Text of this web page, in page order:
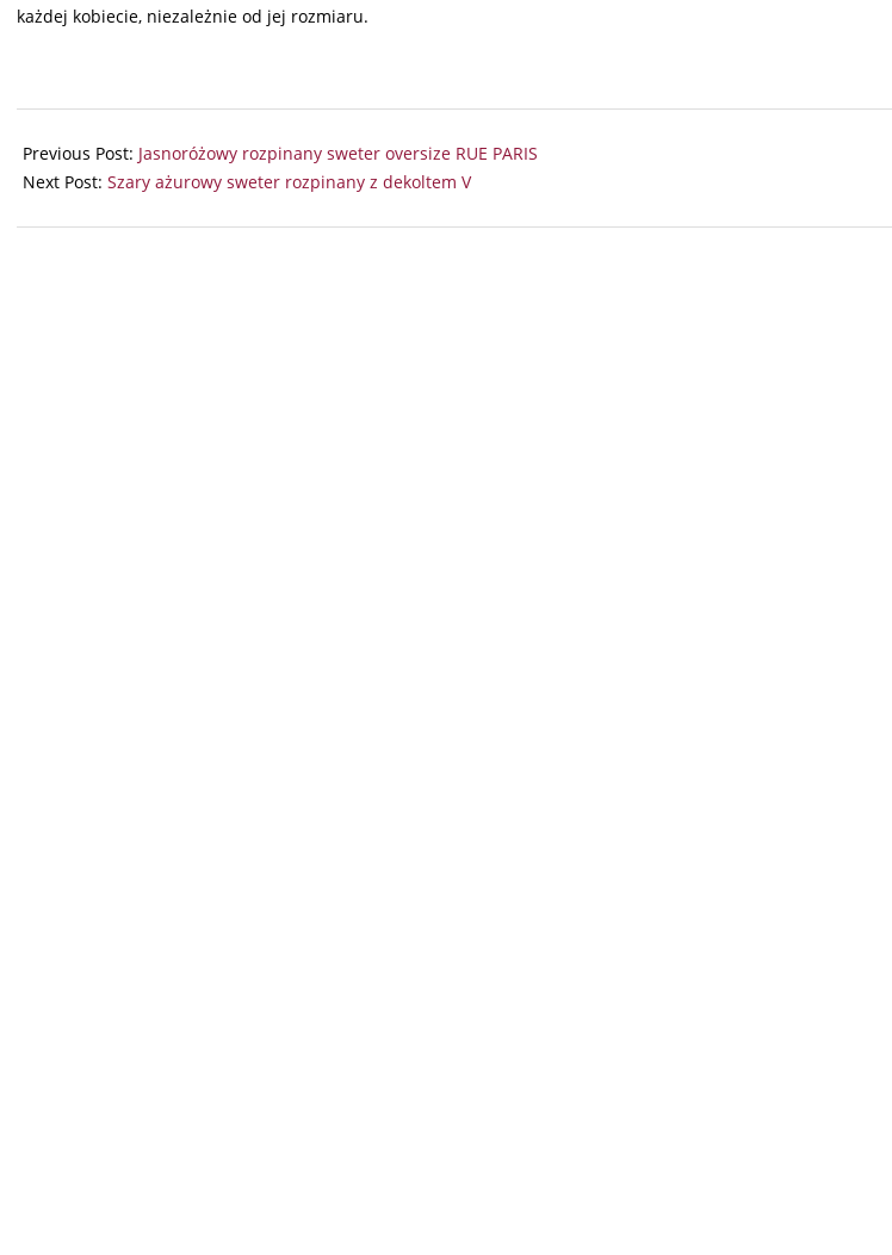
każdej kobiecie, niezależnie od jej rozmiaru.
11-
05
Previous Post: Jasnoróżowy rozpinany sweter oversize RUE PARIS
Next Post: Szary ażurowy sweter rozpinany z dekoltem V